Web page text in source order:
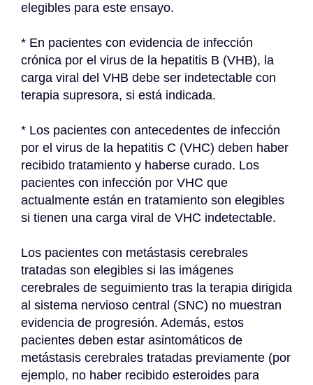
elegibles para este ensayo.
* En pacientes con evidencia de infección
crónica por el virus de la hepatitis B (VHB), la
carga viral del VHB debe ser indetectable con
terapia supresora, si está indicada.
* Los pacientes con antecedentes de infección
por el virus de la hepatitis C (VHC) deben haber
recibido tratamiento y haberse curado. Los
pacientes con infección por VHC que
actualmente están en tratamiento son elegibles
si tienen una carga viral de VHC indetectable.
Los pacientes con metástasis cerebrales
tratadas son elegibles si las imágenes
cerebrales de seguimiento tras la terapia dirigida
al sistema nervioso central (SNC) no muestran
evidencia de progresión. Además, estos
pacientes deben estar asintomáticos de
metástasis cerebrales tratadas previamente (por
ejemplo, no haber recibido esteroides para